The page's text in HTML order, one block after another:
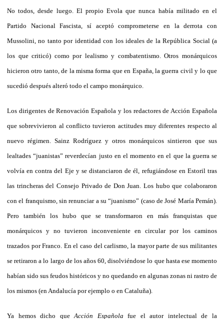
No todos, desde luego. El propio Evola que nunca había militado en el
Partido Nacional Fascista, sí aceptó comprometerse en la derrota con
Mussolini, no tanto por identidad con los ideales de la República Social (a
los que criticó) como por lealismo y combatentismo. Otros monárquicos
hicieron otro tanto, de la misma forma que en España, la guerra civil y lo que
sucedió después alteró todo el campo monárquico.
Los dirigentes de Renovación Española y los redactores de Acción Española
que sobrevivieron al conflicto tuvieron actitudes muy diferentes respecto al
nuevo régimen. Sainz Rodríguez y otros monárquicos sintieron que sus
lealtades “juanistas” reverdecían justo en el momento en el que la guerra se
volvía en contra del Eje y se distanciaron de él, refugiándose en Estoril tras
las trincheras del Consejo Privado de Don Juan. Los hubo que colaboraron
con el franquismo, sin renunciar a su “juanismo” (caso de José María Pemán).
Pero también los hubo que se transformaron en más franquistas que
monárquicos y no tuvieron inconveniente en circular por los caminos
trazados por Franco. En el caso del carlismo, la mayor parte de sus militantes
se retiraron a lo largo de los años 60, disolviéndose lo que hasta ese momento
habían sido sus feudos históricos y no quedando en algunas zonas ni rastro de
los mismos (en Andalucía por ejemplo o en Cataluña).
Ya hemos dicho queAcción Española fue el autor intelectual de la